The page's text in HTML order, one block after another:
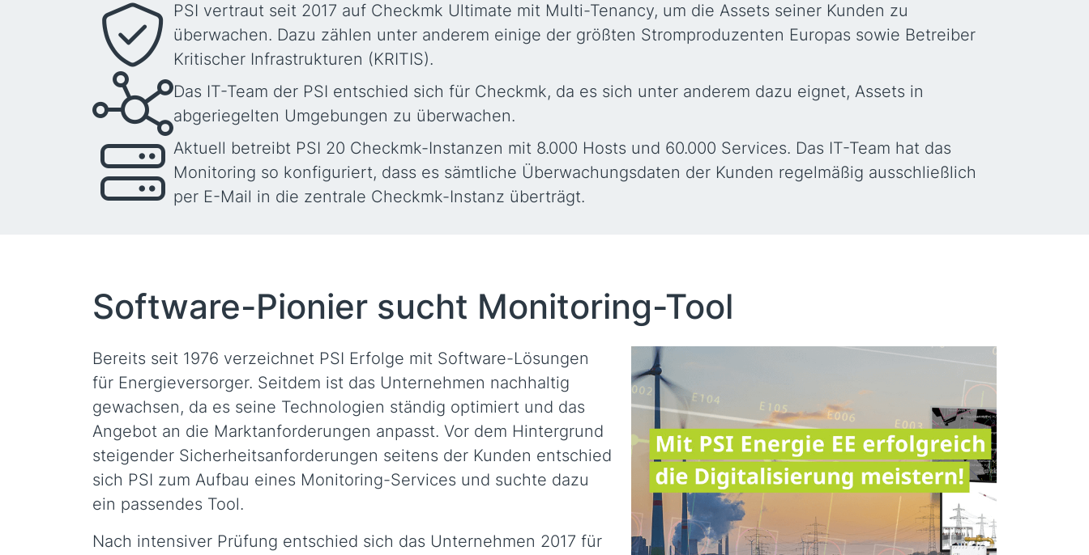
PSI vertraut seit 2017 auf Checkmk Ultimate mit Multi-Tenancy, um die Assets seiner Kunden zu
überwachen. Dazu zählen unter anderem einige der größten Stromproduzenten Europas sowie Betreiber
Kritischer Infrastrukturen (KRITIS).
Das IT-Team der PSI entschied sich für Checkmk, da es sich unter anderem dazu eignet, Assets in
abgeriegelten Umgebungen zu überwachen.
Aktuell betreibt PSI 20 Checkmk-Instanzen mit 8.000 Hosts und 60.000 Services. Das IT-Team hat das
Monitoring so konfiguriert, dass es sämtliche Überwachungsdaten der Kunden regelmäßig ausschließlich
per E-Mail in die zentrale Checkmk-Instanz überträgt.
Software-Pionier sucht Monitoring-Tool
Bereits seit 1976 verzeichnet PSI Erfolge mit Software-Lösungen
für Energieversorger. Seitdem ist das Unternehmen nachhaltig
gewachsen, da es seine Technologien ständig optimiert und das
Angebot an die Marktanforderungen anpasst. Vor dem Hintergrund
steigender Sicherheitsanforderungen seitens der Kunden entschied
sich PSI zum Aufbau eines Monitoring-Services und suchte dazu
ein passendes Tool.
Nach intensiver Prüfung entschied sich das Unternehmen 2017 für